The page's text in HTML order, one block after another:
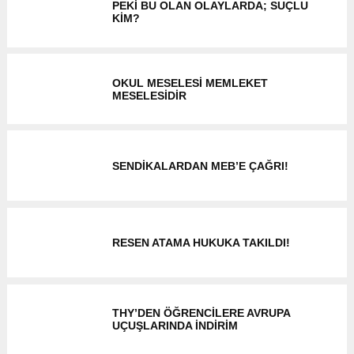
PEKI BU OLAN OLAYLARDA; SUÇLU
KİM?
OKUL MESELESİ MEMLEKET
MESELESİDİR
SENDIKALARDAN MEB’E ÇAĞRI!
RESEN ATAMA HUKUKA TAKILDI!
THY’DEN ÖĞRENCILERE AVRUPA
UÇUŞLARINDA INDIRIM